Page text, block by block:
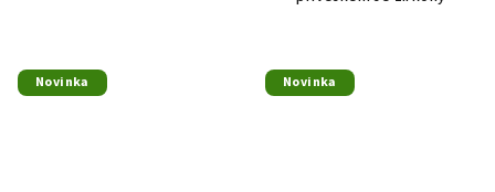
Novinka Novinka